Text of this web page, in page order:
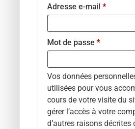
Adresse e-mail *
Mot de passe *
Vos données
utilisées pour vous
cours de votre visite du
gérer l’accès à votre
d’autres raisons décrites